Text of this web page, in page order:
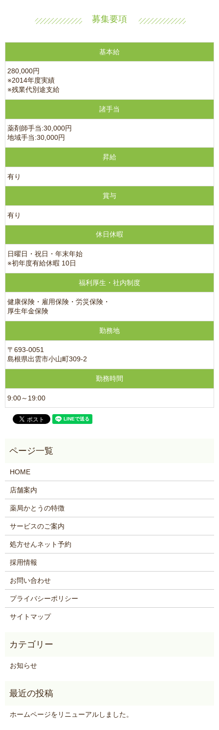
募集要項
基本給
280,000円
※2014年度実績
※残業代別途支給
諸手当
薬剤師手当:30,000円
地域手当:30,000円
昇給
有り
賞与
有り
休日休暇
日曜日・祝日・年末年始
※初年度有給休暇 10日
福利厚生・社内制度
健康保険・雇用保険・労災保険・
厚生年金保険
勤務地
〒693-0051
島根県出雲市小山町309-2
勤務時間
9:00～19:00
HOME
店舗案内
薬局かとうの特徴
サービスのご案内
処方せんネット予約
採用情報
お問い合わせ
プライバシーポリシー
サイトマップ
お知らせ
ホームページをリニューアルしました。